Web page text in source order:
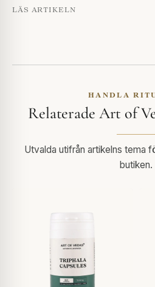
LÄS ARTIKELN
HANDLA
Relaterade Art of
Utvalda utifrån artikelns tema
butiken.